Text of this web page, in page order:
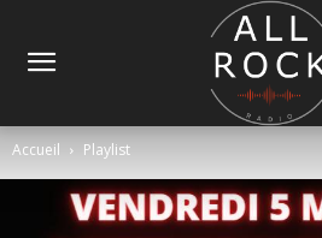
Accueil Playlist